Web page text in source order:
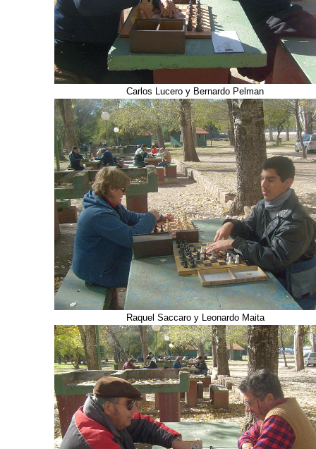
Carlos Lucero y Bernardo Pelman
Raquel Saccaro y Leonardo Maita